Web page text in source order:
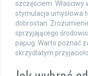
szczęściem.
stymulacja umysłowa
dobrostan.
sprzyjającego
papug. Warto poznać
skrzydlatym